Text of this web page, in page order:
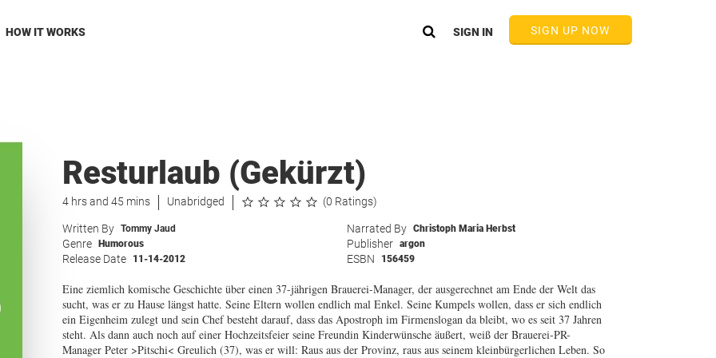
HOW IT WORKS SIGN UP NOW
SIGN IN
Resturlaub (Gekürzt)
4 hrs and 45 mins Unabridged (0 Ratings)
Written By Tommy Jaud Narrated By Christoph Maria Herbst
Genre Humorous Publisher argon
Release Date 11-14-2012 ESBN 156459
Eine ziemlich komische Geschichte über einen 37-jährigen Brauerei-Manager, der ausgerechnet am Ende der Welt das
sucht, was er zu Hause längst hatte. Seine Eltern wollen endlich mal Enkel. Seine Kumpels wollen, dass er sich endlich
ein Eigenheim zulegt und sein Chef besteht darauf, dass das Apostroph im Firmenslogan da bleibt, wo es seit 37 Jahren
steht. Als dann auch noch auf einer Hochzeitsfeier seine Freundin Kinderwünsche äußert, weiß der Brauerei-PR-
Manager Peter >Pitschi< Greulich (37), was er will: Raus aus der Provinz, raus aus seinem kleinbürgerlichen Leben. So